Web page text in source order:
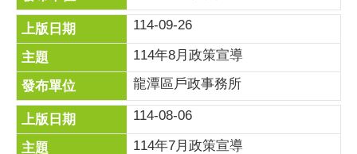
114-09-26
114年8月政策宣導
龍潭區戶政事務所
114-08-06
114年7月政策宣導